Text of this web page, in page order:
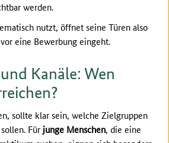
werden.
nutzt, öffnet seine Türen also
eine Bewerbung eingeht.
Kanäle: Wen
sollte klar sein, welche Zielgruppen
Für junge Menschen, die eine